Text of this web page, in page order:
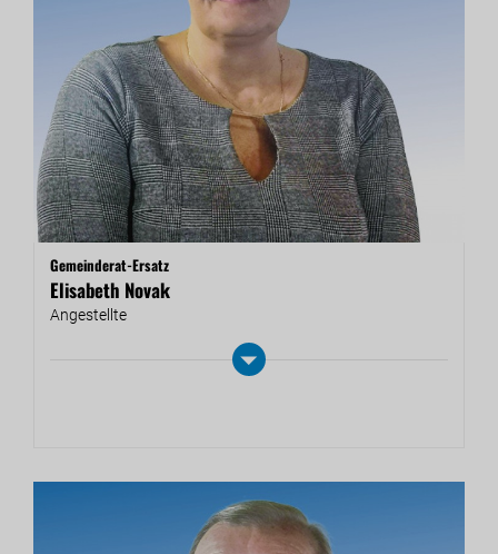
Gemeinderat-Ersatz
Elisabeth Novak
An­ge­stell­te